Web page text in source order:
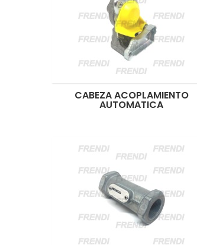
CABEZA ACOPLAMIENTO
AUTOMATICA